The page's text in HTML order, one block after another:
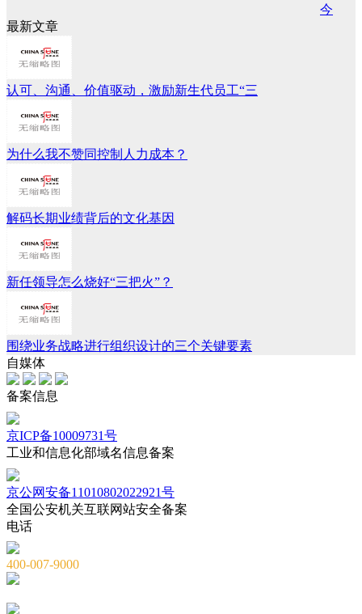
今
最新文章
认可、沟通、价值驱动，激励新生代员工“三
为什么我不赞同控制人力成本？
解码长期业绩背后的文化基因
新任领导怎么烧好“三把火”？
围绕业务战略进行组织设计的三个关键要素
自媒体
备案信息
京ICP备10009731号
工业和信息化部域名信息备案
京公网安备11010802022921号
全国公安机关互联网站安全备案
电话
400-007-9000